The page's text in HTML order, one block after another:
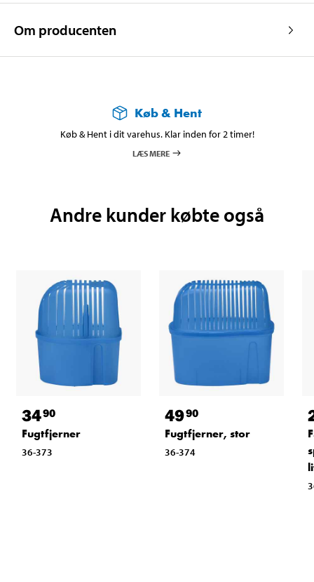
Om producenten
Køb & Hent
Køb & Hent i dit varehus. Klar inden for 2 timer!
LÆS MERE
Andre kunder købte også
3490
Fugtfjerner
36-373
4990
Fugtfjerner, stor
36-374